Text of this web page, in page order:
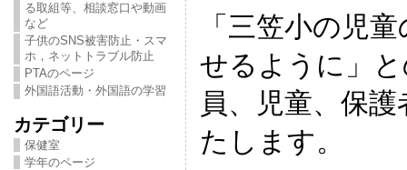
る取組等、相談窓口や動画
など
子供のSNS被害防止・スマ
ホ，ネットトラブル防止
PTAのページ
外国語活動・外国語の学習
カテゴリー
保健室
学年のページ
「三笠小の児
せるように」
員、児童、保
たします。